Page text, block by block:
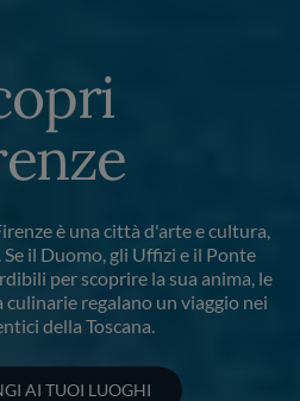
è una città d'arte e cultura,
il Duomo, gli Uffizi e il Ponte
per scoprire la sua anima, le
regalano un viaggio nei
della Toscana.
AI TUOI LUOGHI